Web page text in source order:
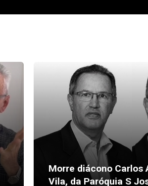
Morre diácono Carlos
Vila, da Paróquia S